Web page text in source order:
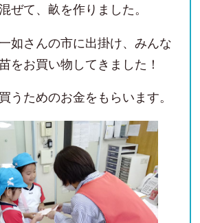
ぜて、畝を作りました。
如さんの市に出掛け、みんな
をお買い物してきました！
うためのお金をもらいます。